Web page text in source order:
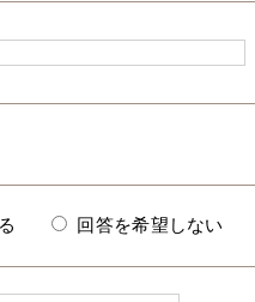
回答を希望しない